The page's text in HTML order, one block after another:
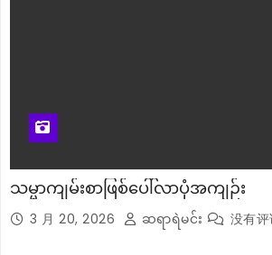
သမ္မာကျမ်းစာဖြစ်ပေါ်လာပုံအကျဉ်း
3 月 20, 2026 ဆရာရဲမင်း 没有